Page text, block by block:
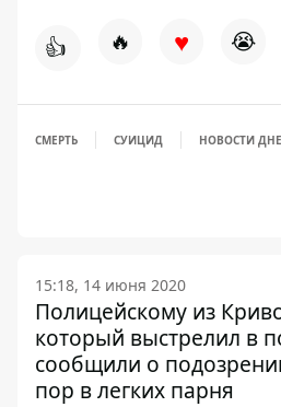
👍 🔥 ♥ 😭
СМЕРТЬ СУИЦИД НОВОСТИ
15:18, 14 июня 2020
Полицейскому из
который выстрелил в
сообщили о
пор в легких парня